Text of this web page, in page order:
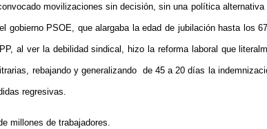
movilizaciones sin decisión, sin una política alternativa
PSOE, que alargaba la edad de jubilación hasta los
al ver la debilidad sindical, hizo la reforma laboral que
rebajando y generalizando de 45 a 20 días la
regresivas.
millones de trabajadores.